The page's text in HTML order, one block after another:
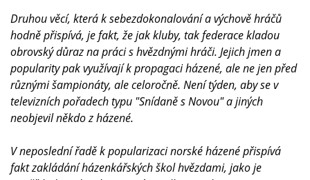
Druhou věcí, která k sebezdokonalování a výchově hráčů
hodně přispívá, je fakt, že jak kluby, tak federace kladou
obrovský důraz na práci s hvězdnými hráči. Jejich jmen a
popularity pak využívají k propagaci házené, ale ne jen před
různými šampionáty, ale celoročně. Není týden, aby se v
televizních pořadech typu "Snídaně s Novou" a jiných
neobjevil někdo z házené.
V neposlední řadě k popularizaci norské házené přispívá
fakt zakládání házenkářských škol hvězdami, jako je